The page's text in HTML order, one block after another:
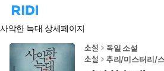
리
홈
로
동
사악한 늑대 상세페이지
소설
독일 소설
소설
추리/미스터리/